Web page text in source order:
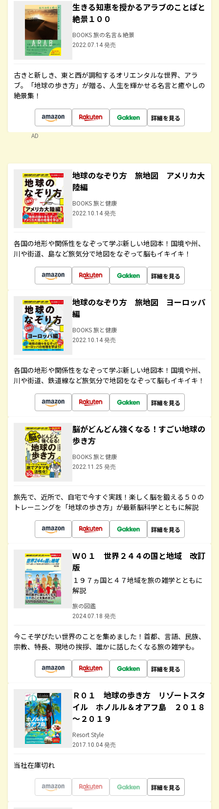
生きる知恵を授かるアラブのことばと
絶景１００
BOOKS 旅の名言＆絶景
2022.07.14 発売
古きと新しき、東と西が調和するオリエンタルな世界、アラ
ブ。「地球の歩き方」が贈る、人生を輝かせる名言と癒やしの
絶景集！
詳細を見る
AD
地球のなぞり方 旅地図 アメリカ大
陸編
BOOKS 旅と健康
2022.10.14 発売
各国の地形や関係性をなぞって学ぶ新しい地図本！国境や州、
川や街道、島など旅気分で地図をなぞって脳もイキイキ！
詳細を見る
地球のなぞり方 旅地図 ヨーロッパ
編
BOOKS 旅と健康
2022.10.14 発売
各国の地形や関係性をなぞって学ぶ新しい地図本！国境や州、
川や街道、鉄道線など旅気分で地図をなぞって脳もイキイキ！
詳細を見る
脳がどんどん強くなる！すごい地球の
歩き方
BOOKS 旅と健康
2022.11.25 発売
旅先で、近所で、自宅で今すぐ実践！楽しく脳を鍛える５０の
トレーニングを「地球の歩き方」が最新脳科学とともに解説
詳細を見る
Ｗ０１ 世界２４４の国と地域 改訂
版
１９７ヵ国と４７地域を旅の雑学とともに
解説
旅の図鑑
2024.07.18 発売
今こそ学びたい世界のことを集めました！首都、言語、民族、
宗教、特長、現地の挨拶、誰かに話したくなる旅の雑学も。
詳細を見る
Ｒ０１ 地球の歩き方 リゾートスタ
イル ホノルル＆オアフ島 ２０１８
～２０１９
Resort Style
2017.10.04 発売
当社在庫切れ
詳細を見る